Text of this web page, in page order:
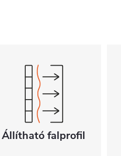
Állítható falprofil